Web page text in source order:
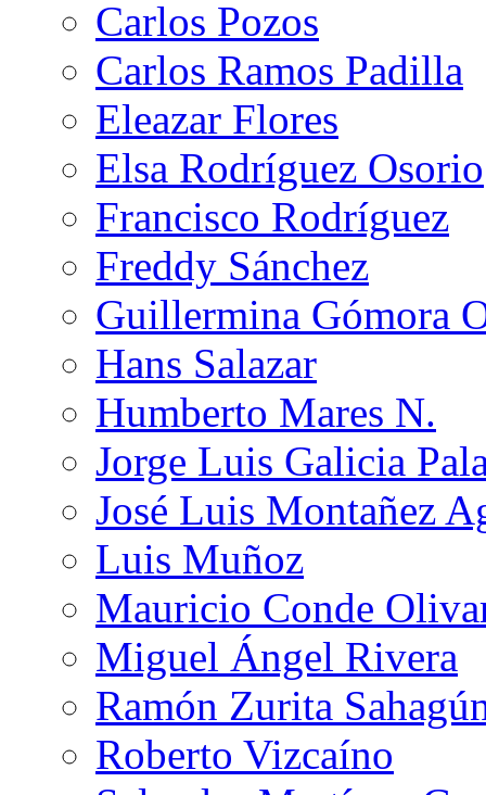
Carlos Pozos
Carlos Ramos Padilla
Eleazar Flores
Elsa Rodríguez Osorio
Francisco Rodríguez
Freddy Sánchez
Guillermina Gómora
Hans Salazar
Humberto Mares N.
Jorge Luis Galicia
José Luis Montañez
Luis Muñoz
Mauricio Conde
Miguel Ángel Rivera
Ramón Zurita
Roberto Vizcaíno